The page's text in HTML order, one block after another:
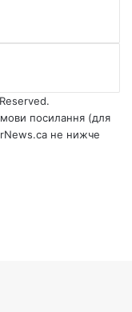
посилання (для
не нижче